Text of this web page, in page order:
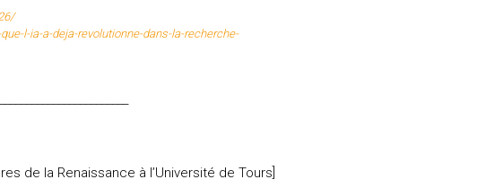
l-ia-a-deja-revolutionne-dans-la-recherche-
de la Renaissance à l’Université de Tours]